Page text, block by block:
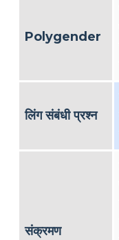
Polygender
लिंग संबंधी प्रश्न
संक्रमण